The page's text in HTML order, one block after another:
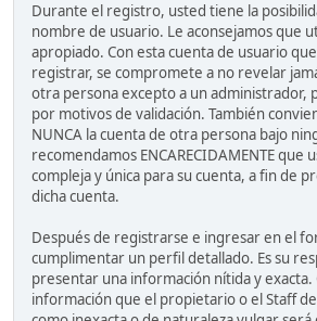
Durante el registro, usted tiene la
nombre de usuario. Le aconsejamos que
apropiado. Con esta cuenta de usuario
registrar, se compromete a no revelar
otra persona excepto a un administrador,
por motivos de validación. También
NUNCA la cuenta de otra persona bajo
recomendamos ENCARECIDAMENTE que
compleja y única para su cuenta, a fin de
dicha cuenta.
Después de registrarse e ingresar en el
cumplimentar un perfil detallado. Es su
presentar una información nítida y exacta.
información que el propietario o el Staff